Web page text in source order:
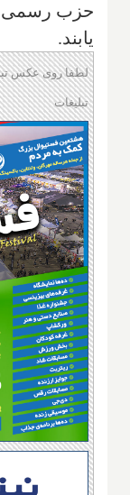
حزب رسمی
یابند.
لطفا روی عکس
تبلیغات